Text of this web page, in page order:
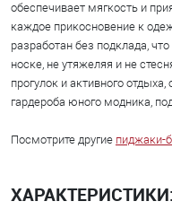
обеспечивает мягкость и
каждое прикосновение к
разработан без подклада,
носке, не утяжеляя и не
прогулок и активного
гардероба юного модника,
Посмотрите другие пиджаки-